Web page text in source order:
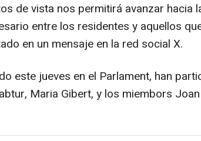
de vista nos permitirá avanzar hacia
entre los residentes y aquellos
en un mensaje en la red social X.
este jueves en el Parlament, han
Maria Gibert, y los miembors